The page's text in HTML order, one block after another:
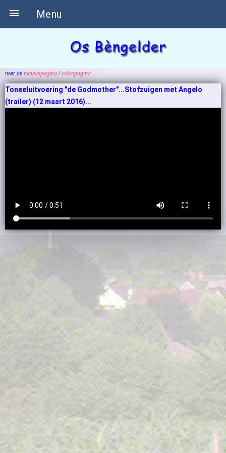
Menu

naar de nieuwspagina/videopagina
Toneeluitvoering "de Godmother"...Stofzuigen met Angelo
(trailer) (12 maart 2016)...